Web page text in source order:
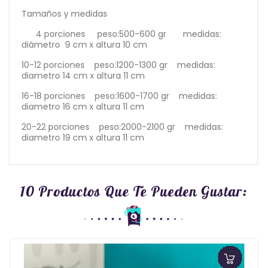
Tamaños y medidas
4 porciones peso:500-600 gr medidas:
diámetro 9 cm x altura 10 cm
10-12 porciones peso:1200-1300 gr medidas:
diametro 14 cm x altura 11 cm
16-18 porciones peso:1600-1700 gr medidas:
diametro 16 cm x altura 11 cm
20-22 porciones peso:2000-2100 gr medidas:
diametro 19 cm x altura 11 cm
10 Productos Que Te Pueden Gustar: